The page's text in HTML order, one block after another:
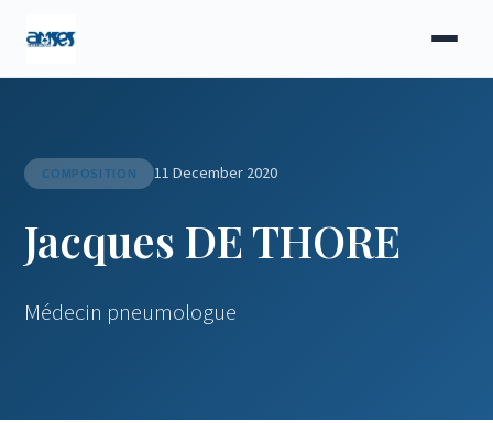
COMPOSITION 11 December 2020
Jacques DE THORE
Médecin pneumologue